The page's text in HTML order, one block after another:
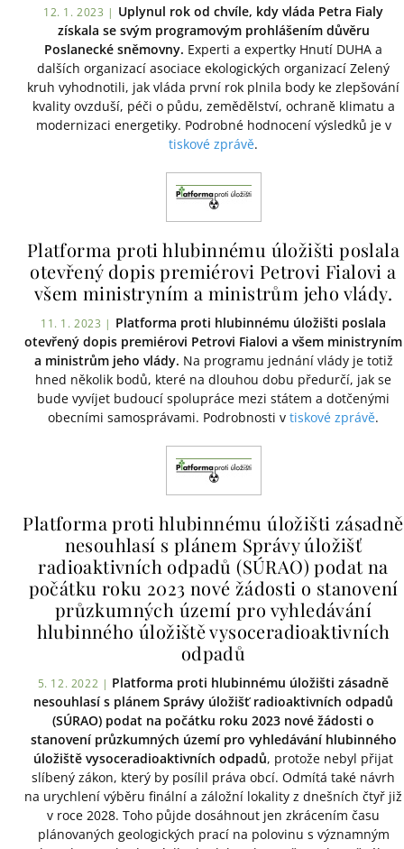
12. 1. 2023 | Uplynul rok od chvíle, kdy vláda Petra Fialy
získala se svým programovým prohlášením důvěru
Poslanecké sněmovny. Experti a expertky Hnutí DUHA a
dalších organizací asociace ekologických organizací Zelený
kruh vyhodnotili, jak vláda první rok plnila body ke zlepšování
kvality ovzduší, péči o půdu, zemědělství, ochraně klimatu a
modernizaci energetiky. Podrobné hodnocení výsledků je v
tiskové zprávě.
Platforma proti hlubinnému úložišti poslala
otevřený dopis premiérovi Petrovi Fialovi a
všem ministryním a ministrům jeho vlády.
11. 1. 2023 | Platforma proti hlubinnému úložišti poslala
otevřený dopis premiérovi Petrovi Fialovi a všem ministryním
a ministrům jeho vlády. Na programu jednání vlády je totiž
hned několik bodů, které na dlouhou dobu předurčí, jak se
bude vyvíjet budoucí spolupráce mezi státem a dotčenými
obecními samosprávami. Podrobnosti v tiskové zprávě.
Platforma proti hlubinnému úložišti zásadně
nesouhlasí s plánem Správy úložišť
radioaktivních odpadů (SÚRAO) podat na
počátku roku 2023 nové žádosti o stanovení
průzkumných území pro vyhledávání
hlubinného úložiště vysoceradioaktivních
odpadů
5. 12. 2022 | Platforma proti hlubinnému úložišti zásadně
nesouhlasí s plánem Správy úložišť radioaktivních odpadů
(SÚRAO) podat na počátku roku 2023 nové žádosti o
stanovení průzkumných území pro vyhledávání hlubinného
úložiště vysoceradioaktivních odpadů, protože nebyl přijat
slíbený zákon, který by posílil práva obcí. Odmítá také návrh
na urychlení výběru finální a záložní lokality z dnešních čtyř již
v roce 2028. Toho půjde dosáhnout jen zkrácením času
plánovaných geologických prací na polovinu s významným